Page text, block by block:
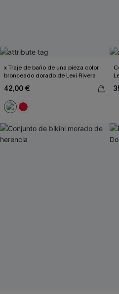
x Traje de baño de una pieza color
bronceado dorado de Lexi Rivera
42,00 €